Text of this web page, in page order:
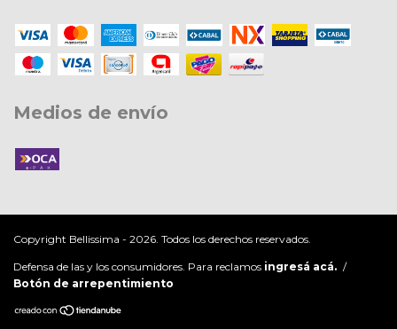
Medios de envío
Copyright Bellissima - 2026. Todos los derechos reservados.
Defensa de las y los consumidores. Para reclamos ingresá acá. /
Botón de arrepentimiento